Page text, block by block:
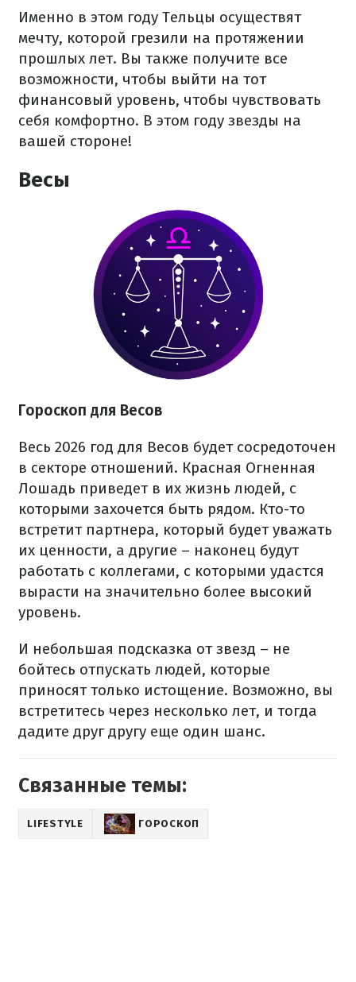
Именно в этом году Тельцы осуществят
мечту, которой грезили на протяжении
прошлых лет. Вы также получите все
возможности, чтобы выйти на тот
финансовый уровень, чтобы чувствовать
себя комфортно. В этом году звезды на
вашей стороне!
Весы
Гороскоп для Весов
Весь 2026 год для Весов будет сосредоточен
в секторе отношений. Красная Огненная
Лошадь приведет в их жизнь людей, с
которыми захочется быть рядом. Кто-то
встретит партнера, который будет уважать
их ценности, а другие – наконец будут
работать с коллегами, с которыми удастся
вырасти на значительно более высокий
уровень.
И небольшая подсказка от звезд – не
бойтесь отпускать людей, которые
приносят только истощение. Возможно, вы
встретитесь через несколько лет, и тогда
дадите друг другу еще один шанс.
Связанные темы:
LIFESTYLE ГОРОСКОП